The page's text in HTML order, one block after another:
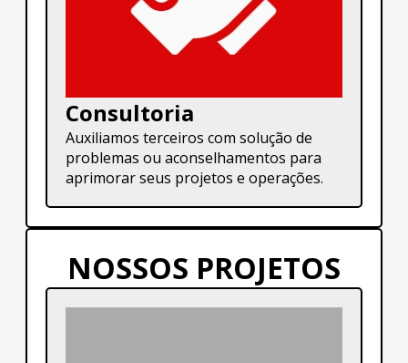
Consultoria
Auxiliamos terceiros com solução de
problemas ou aconselhamentos para
aprimorar seus projetos e operações.
NOSSOS PROJETOS